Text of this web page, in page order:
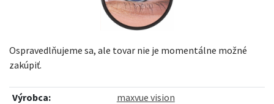
Ospravedlňujeme sa, ale tovar nie je momentálne možné
zakúpiť.
Výrobca: maxvue vision